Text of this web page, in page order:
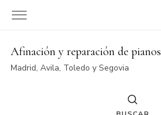
Afinación y reparación de pianos
Madrid, Avila, Toledo y Segovia